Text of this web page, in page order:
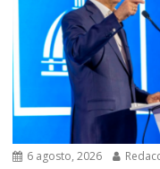
6 agosto, 2026